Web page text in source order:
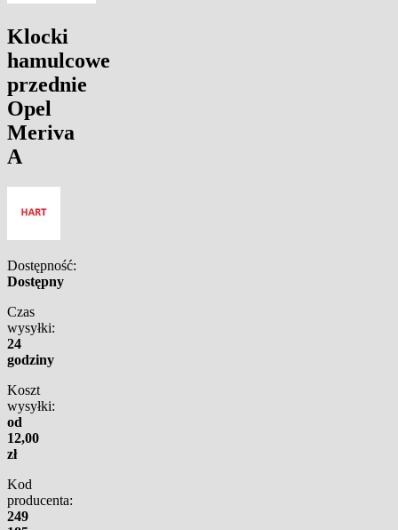
Klocki
hamulcowe
przednie
Opel
Meriva
A
Dostępność:
Dostępny
Czas
wysyłki:
24
godziny
Koszt
wysyłki:
od
12,00
zł
Kod
producenta:
249